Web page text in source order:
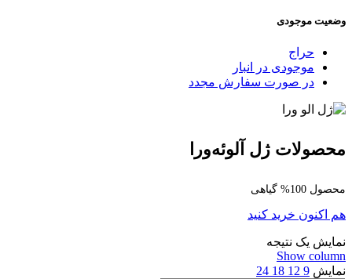
وضعیت موجودی
حراج
موجودی در انبار
در صورت سفارش مجدد
محصولات ژل آلوئه‌ورا
محصول 100% گیاهی
هم اکنون خرید کنید
نمایش یک نتیجه
Show column
نمایش 9
12
18
24